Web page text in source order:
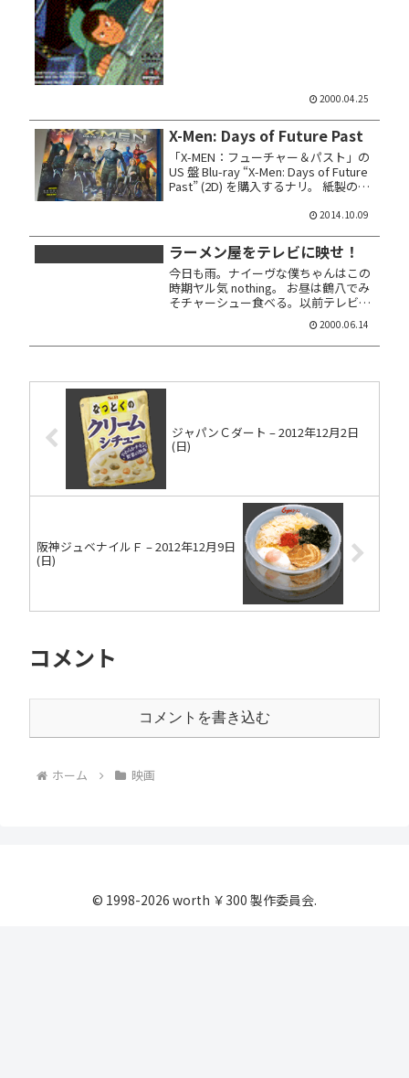
2000.04.25
X-Men: Days of Future Past
「X-MEN：フューチャー＆パスト」の
US 盤 Blu-ray “X-Men: Days of Future
Past” (2D) を購入するナリ。 紙製のア
2014.10.09
ラーメン屋をテレビに映せ！
今日も雨。ナイーヴな僕ちゃんはこの
時期ヤル気 nothing。 お昼は鶴八でみ
そチャーシュー食べる。以前テレビで
紹介された事があるお店らしーんスけ
ど、店構えが古めな飲食店なら大体取
材対象になってるからナ。でも実は結
2000.06.14
ジャパンＣダート – 2012年12月2日
(日)
阪神ジュベナイルＦ – 2012年12月9日
(日)
コメント
コメントを書き込む
ホーム 映画
© 1998-2026 worth ￥300 製作委員会.